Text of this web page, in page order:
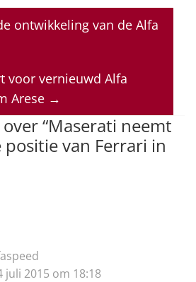
k
e
n
re
a
s
ai
l
ontwikkeling van de Alfa
voor vernieuwd Alfa
Arese →
“Maserati neemt
van Ferrari in
juli 2015 om 18:18